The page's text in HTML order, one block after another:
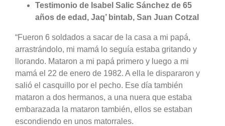
Testimonio de Isabel Salic Sánchez de 65
años de edad, Jaq’ bintab, San Juan Cotzal
“Fueron 6 soldados a sacar de la casa a mi papá,
arrastrándolo, mi mamá lo seguía estaba gritando y
llorando. Mataron a mi papá primero y luego a mi
mamá el 22 de enero de 1982. A ella le dispararon y
salió el casquillo por el pecho. Ese día también
mataron a dos hermanos, a una nuera que estaba
embarazada la mataron también, ellos se estaban
escondiendo en unos matorrales.